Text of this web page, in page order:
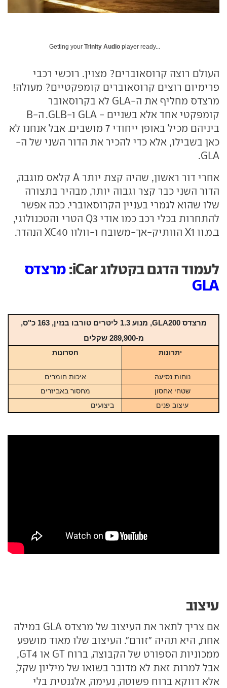
Getting your Trinity Audio player ready...
העולם רוצה קרוסאוברים? מצוין. רוכשי רכבי
פרימיום רוצים קרוסאוברים קומפקטיים? מעולה!
מרצדס מחליף את ה-GLA לא בקרוסאובר
קומפקטי אחד אלא בשניים - GLA ו-GLB. ה-B
ביניהם מכיל באופן ייחודי 7 מושבים. אבל אנחנו לא
כאן בשבילו, אלא כדי להכיר את הדור השני של ה-
GLA.
אחרי דור ראשון, שהיה קצת יותר A קלאס מוגבה,
הדור השני כבר קצר וגבוה יותר, מבהיר בתצורה
שלו שהוא לגמרי בעניין הקרוסאוברי. ככה אפשר
להתחרות בכלי רכב כמו אודי Q3 הטרי והטכנולוגי,
ב.מ.וו X1 הוותיק-אך-משובח ו-וולוו XC40 הנהדר.
לעמוד הדגם בקטלוג iCar:
מרצדס
GLA
מרצדס GLA200, מנוע 1.3 ליטרים טורבו בנזין, 163 כ"ס,
מ-289,900 שקלים
יתרונות
חסרונות
נוחות נסיעה
איכות חומרים
שטחי אחסון
מחסור באביזרים
עיצוב פנים
ביצועים
עיצוב
אם צריך לתאר את העיצוב של מרצדס GLA במילה
אחת, היא תהיה "זורם". העיצוב שלו מאוד מושפע
ממכוניות הספורט של הקבוצה, ברוח GT או GT4,
אבל למרות זאת לא מדובר בשואו של מיליון שקל,
אלא דווקא ברוח פשוטה, נעימה, אלגנטית בלי